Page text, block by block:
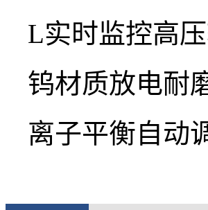
L实时监控高
钨材质放电耐
离子平衡自动